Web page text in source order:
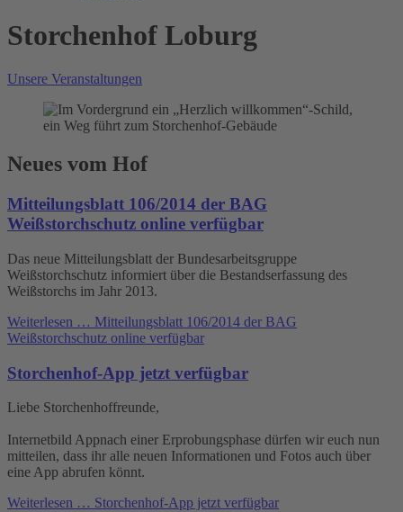
Storchenhof Loburg
Unsere Veranstaltungen
Neues vom Hof
Mitteilungsblatt 106/2014 der BAG
Weißstorchschutz online verfügbar
Das neue Mitteilungsblatt der Bundesarbeitsgruppe
Weißstorchschutz informiert über die Bestandserfassung des
Weißstorchs im Jahr 2013.
Weiterlesen … Mitteilungsblatt 106/2014 der BAG
Weißstorchschutz online verfügbar
Storchenhof-App jetzt verfügbar
Liebe Storchenhoffreunde,
Internetbild Appnach einer Erprobungsphase dürfen wir euch nun
mitteilen, dass ihr alle neuen Informationen und Fotos auch über
eine App abrufen könnt.
Weiterlesen … Storchenhof-App jetzt verfügbar